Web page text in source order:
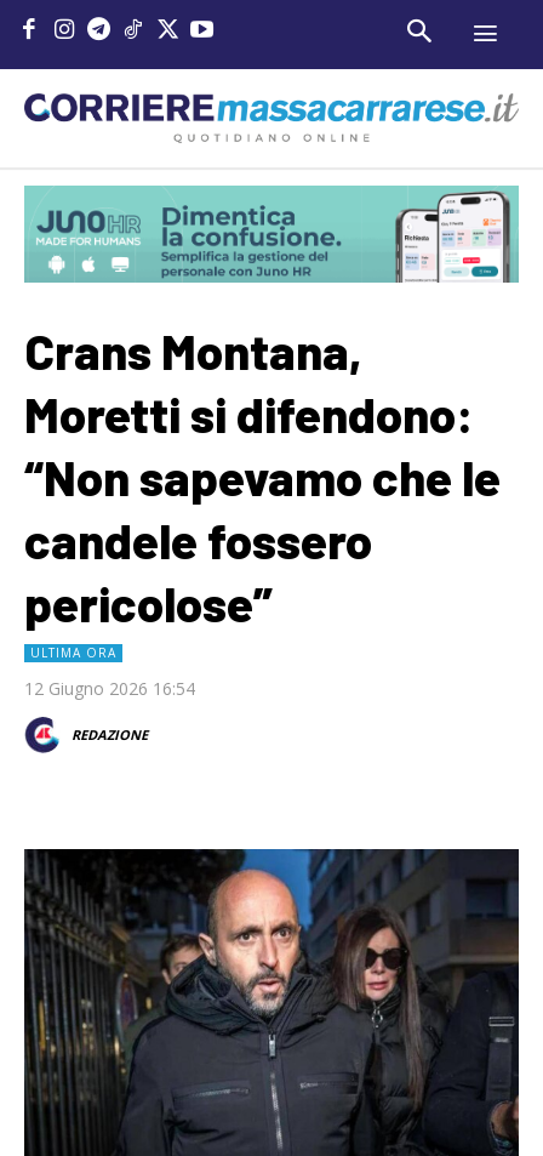
Crans Montana,
Moretti si difendono:
“Non sapevamo che le
candele fossero
pericolose”
ULTIMA ORA
12 Giugno 2026 16:54
REDAZIONE